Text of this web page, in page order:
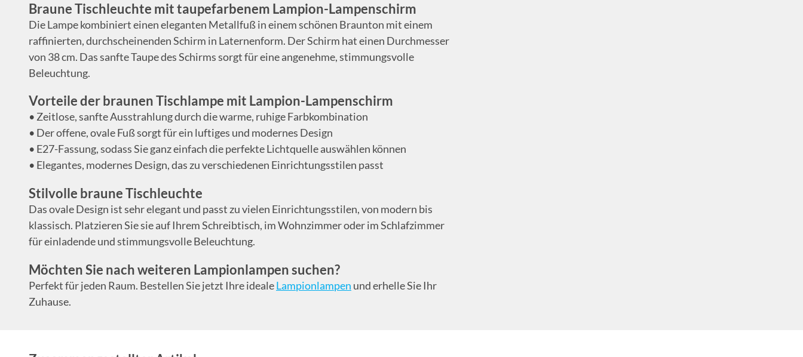
Braune Tischleuchte mit taupefarbenem Lampion-Lampenschirm
Die Lampe kombiniert einen eleganten Metallfuß in einem schönen Braunton mit einem
raffinierten, durchscheinenden Schirm in Laternenform. Der Schirm hat einen Durchmesser
von 38 cm. Das sanfte Taupe des Schirms sorgt für eine angenehme, stimmungsvolle
Beleuchtung.
Vorteile der braunen Tischlampe mit Lampion-Lampenschirm
• Zeitlose, sanfte Ausstrahlung durch die warme, ruhige Farbkombination
• Der offene, ovale Fuß sorgt für ein luftiges und modernes Design
• E27-Fassung, sodass Sie ganz einfach die perfekte Lichtquelle auswählen können
• Elegantes, modernes Design, das zu verschiedenen Einrichtungsstilen passt
Stilvolle braune Tischleuchte
Das ovale Design ist sehr elegant und passt zu vielen Einrichtungsstilen, von modern bis
klassisch. Platzieren Sie sie auf Ihrem Schreibtisch, im Wohnzimmer oder im Schlafzimmer
für einladende und stimmungsvolle Beleuchtung.
Möchten Sie nach weiteren Lampionlampen suchen?
Perfekt für jeden Raum. Bestellen Sie jetzt Ihre idealeLampionlampen und erhelle Sie Ihr
Zuhause.